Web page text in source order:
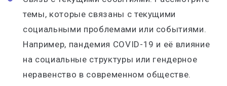
темы, которые связаны с текущими
социальными проблемами или событиями.
Например, пандемия COVID-19 и её влияние
на социальные структуры или гендерное
неравенство в современном обществе.